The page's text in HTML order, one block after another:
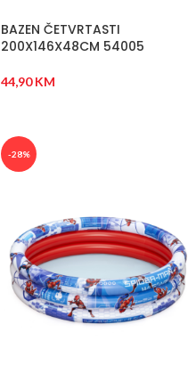
BAZEN ČETVRTASTI
200X146X48CM 54005
44,90KM
-28%